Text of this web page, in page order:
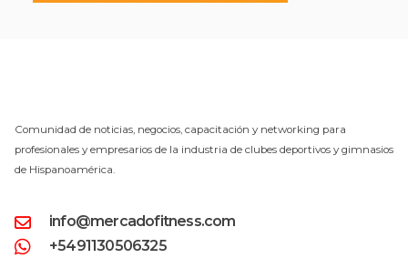
Comunidad de noticias, negocios, capacitación y networking para
profesionales y empresarios de la industria de clubes deportivos y gimnasios
de Hispanoamérica.
info@mercadofitness.com
+5491130506325